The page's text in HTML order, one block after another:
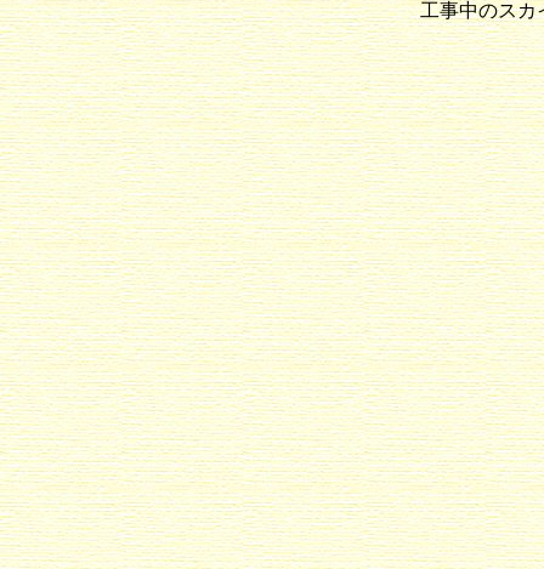
工事中のスカ